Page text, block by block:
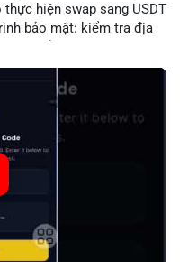
hiện swap sang USDT
bảo mật: kiểm tra địa
lưu trữ an toàn trong ví
khác hoặc bán. Hướng
lầm và tối ưu chi phí.